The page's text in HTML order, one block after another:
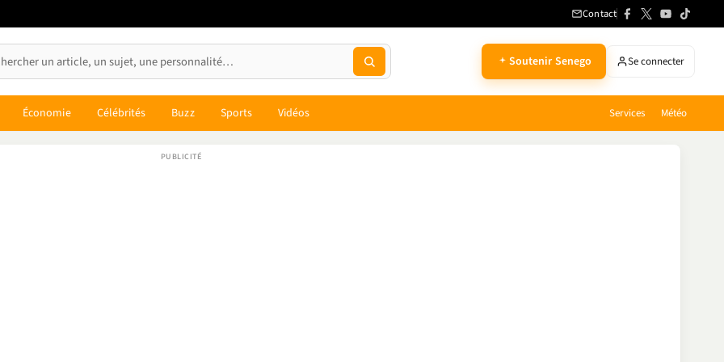
Contact
Soutenir Senego Se connecter
Économie Célébrités Buzz Sports Vidéos Services Météo